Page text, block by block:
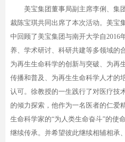
美宝集团董事局副主席李俐、集
裁陈宝琪共同出席了本次活动。美宝
中回顾了美宝集团与南开大学自2016
养、学术研讨、科研共建等多领域的
为再生生命科学的创新与突破、为再
传播和普及、为再生生命科学人才的
认可。徐教授的一生践行了对医疗技
的倾力探索，他作为一名医者的仁爱
生命科学家的“为人类生命奋斗”的使
继续传承。并希望彼此继续相辅相承